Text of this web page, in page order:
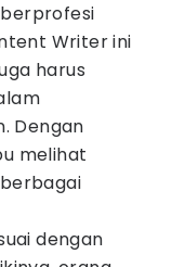
Writer ini
harus
Dengan
melihat
dengan